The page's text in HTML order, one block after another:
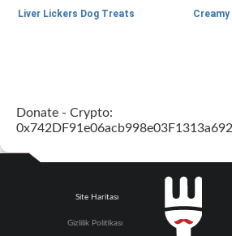
Liver Lickers Dog Treats
Lime, Chili and Brown Sugar Pork Chops
Donate - Crypto:
Site Haritası
Gizlilik Politikası